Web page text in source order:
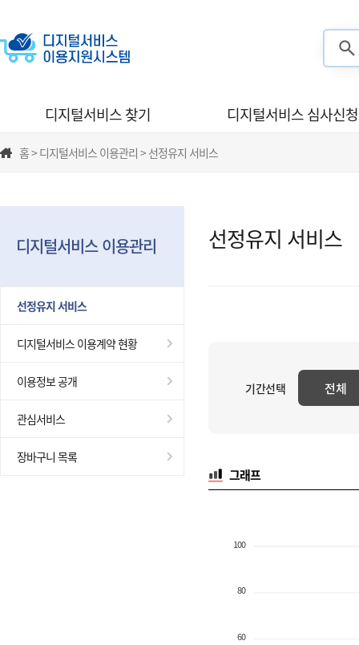
디지털서비스 찾기 디지털서비스 심사신청
홈 > 디지털서비스 이용관리 > 선정유지 서비스
디지털서비스 이용관리
선정유지 서비스
디지털서비스 이용계약 현황
이용정보 공개
관심서비스
장바구니 목록
선정유지 서비스
기간선택 전체
그래프
100
80
60